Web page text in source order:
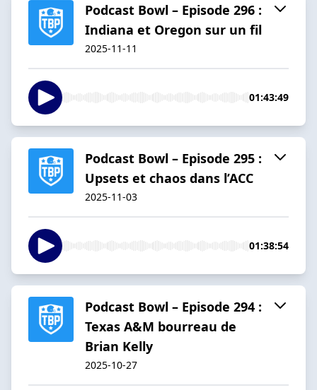
Podcast Bowl – Episode 296 :
Indiana et Oregon sur un fil
2025-11-11
01:43:49
Podcast Bowl – Episode 295 :
Upsets et chaos dans l’ACC
2025-11-03
01:38:54
Podcast Bowl – Episode 294 :
Texas A&M bourreau de
Brian Kelly
2025-10-27